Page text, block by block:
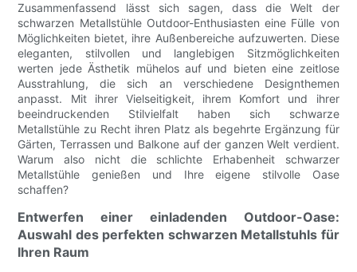
Zusammenfassend lässt sich sagen, dass die Welt der
schwarzen Metallstühle Outdoor-Enthusiasten eine Fülle von
Möglichkeiten bietet, ihre Außenbereiche aufzuwerten. Diese
eleganten, stilvollen und langlebigen Sitzmöglichkeiten
werten jede Ästhetik mühelos auf und bieten eine zeitlose
Ausstrahlung, die sich an verschiedene Designthemen
anpasst. Mit ihrer Vielseitigkeit, ihrem Komfort und ihrer
beeindruckenden Stilvielfalt haben sich schwarze
Metallstühle zu Recht ihren Platz als begehrte Ergänzung für
Gärten, Terrassen und Balkone auf der ganzen Welt verdient.
Warum also nicht die schlichte Erhabenheit schwarzer
Metallstühle genießen und Ihre eigene stilvolle Oase
schaffen?
Entwerfen einer einladenden Outdoor-Oase:
Auswahl des perfekten schwarzen Metallstuhls für
Ihren Raum